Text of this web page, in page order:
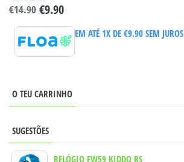
€14.90 €9.90
EM ATÉ 1X DE €9.90SEM JUROS
O TEU CARRINHO
SUGESTÕES
RELÓGIO FW59 KIDDO RS